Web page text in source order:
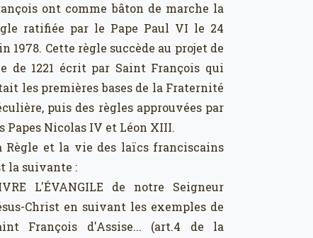
ont comme bâton de marche la
ratifiée par le Pape Paul VI le 24
1978. Cette règle succède au projet de
de 1221 écrit par Saint François qui
les premières bases de la Fraternité
puis des règles approuvées par
Papes Nicolas IV et Léon XIII.
Règle et la vie des laïcs franciscains
la suivante :
L'ÉVANGILE de notre Seigneur
Christ en suivant les exemples de
François d'Assise... (art.4 de la